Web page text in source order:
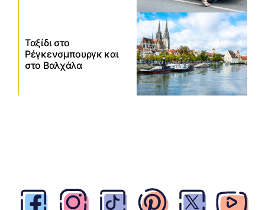
Ταξίδι στο
Ρέγκενσμπουργκ και
στο Βαλχάλα